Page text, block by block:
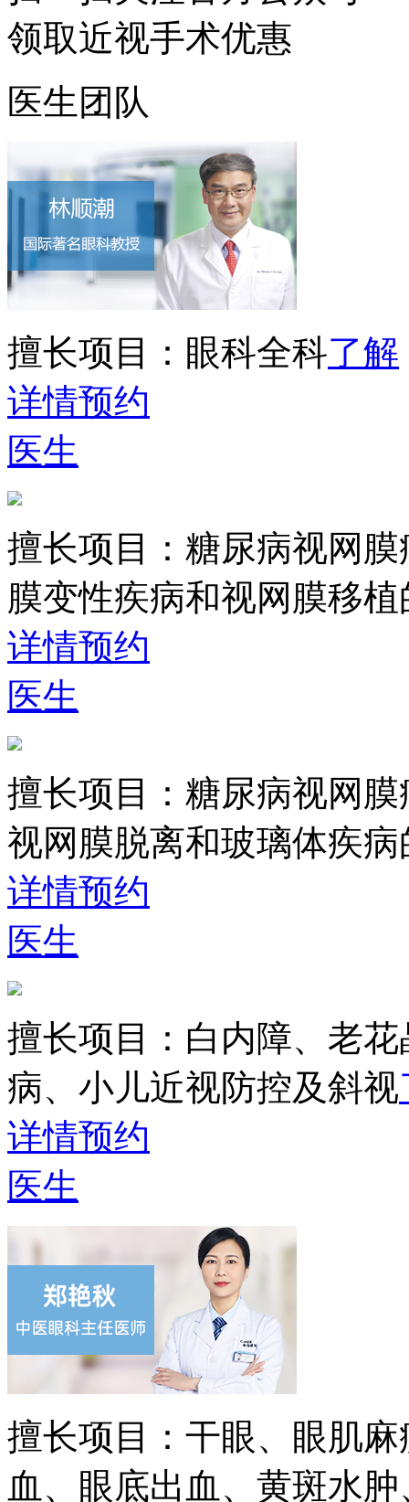
领取近视手术优惠
医生团队
擅长项目： 眼科全科了解
详情预约
医生
擅长项目： 糖尿病视网
膜变性疾病和视网膜移
详情预约
医生
擅长项目： 糖尿病视网
视网膜脱离和玻璃体疾
详情预约
医生
擅长项目： 白内障、老
病、小儿近视防控及斜视
详情预约
医生
擅长项目： 干眼、眼肌
血、眼底出血、黄斑水